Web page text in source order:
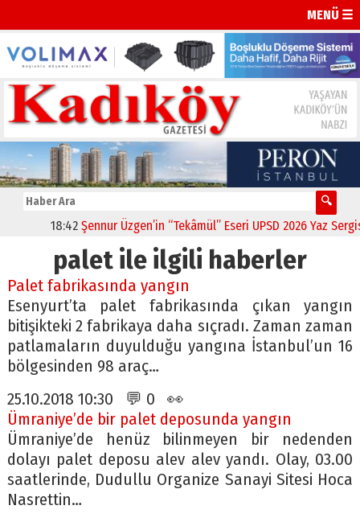
MENÜ ☰
18:42 Şennur Üzgen’in “Tekâmül” Eseri UPSD 2026 Yaz
palet ile ilgili haberler
Palet fabrikasında yangın
Esenyurt’ta palet fabrikasında çıkan yangın
bitişikteki 2 fabrikaya daha sıçradı. Zaman zaman
patlamaların duyulduğu yangına İstanbul’un 16
bölgesinden 98 araç…
25.10.2018 10:30 💬 0 👀
Ümraniye’de bir palet deposunda yangın
Ümraniye’de henüz bilinmeyen bir nedenden
dolayı palet deposu alev alev yandı. Olay, 03.00
saatlerinde, Dudullu Organize Sanayi Sitesi Hoca
Nasrettin…